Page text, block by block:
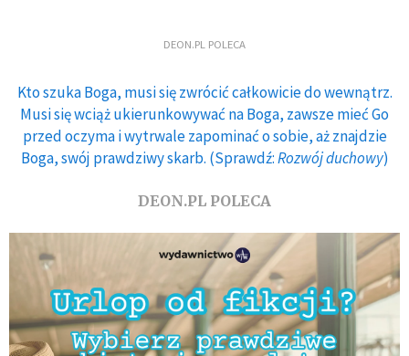
DEON.PL POLECA
Kto szuka Boga, musi się zwrócić całkowicie do wewnątrz.
Musi się wciąż ukierunkowywać na Boga, zawsze mieć Go
przed oczyma i wytrwale zapominać o sobie, aż znajdzie
Boga, swój prawdziwy skarb. (Sprawdź:Rozwój duchowy)
DEON.PL POLECA